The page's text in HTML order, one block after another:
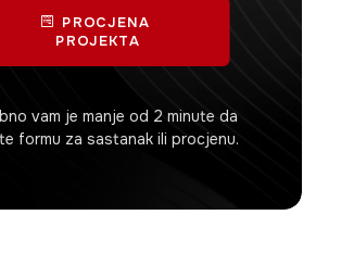
PROCJENA
PROJEKTA
vam je manje od 2 minute da
formu za sastanak ili procjenu.